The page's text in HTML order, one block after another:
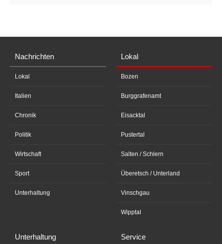
Nachrichten
Lokal
Italien
Chronik
Politik
Wirtschaft
Sport
Unterhaltung
Lokal
Bozen
Burggrafenamt
Eisacktal
Pustertal
Salten / Schlern
Überetsch / Unterland
Vinschgau
Wipptal
Unterhaltung Service